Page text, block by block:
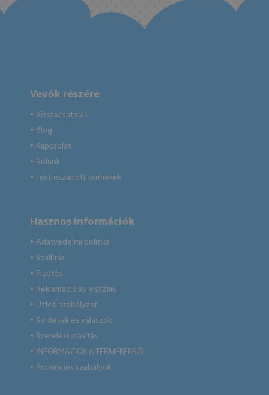
Vevők részére
● Visszacsatolás
● Blog
● Kapcsolat
● Rólunk
● Testreszabott termékek
Hasznos információk
● Adatvédelmi politika
● Szállítás
● Fizetés
● Reklamáció és visszáru
● Üzleti szabályzat
● Kérdések és válaszok
● Szerelési utasítás
● INFORMÁCIÓK A TERMÉKEKRŐL
● Promóciós szabályok